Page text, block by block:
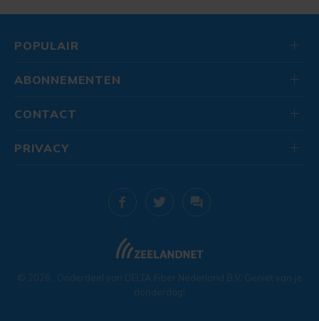
POPULAIR
ABONNEMENTEN
CONTACT
© 2026 . Onderdeel van DELTA Fiber Nederland B.V. Geniet van je
donderdag!
PRIVACY